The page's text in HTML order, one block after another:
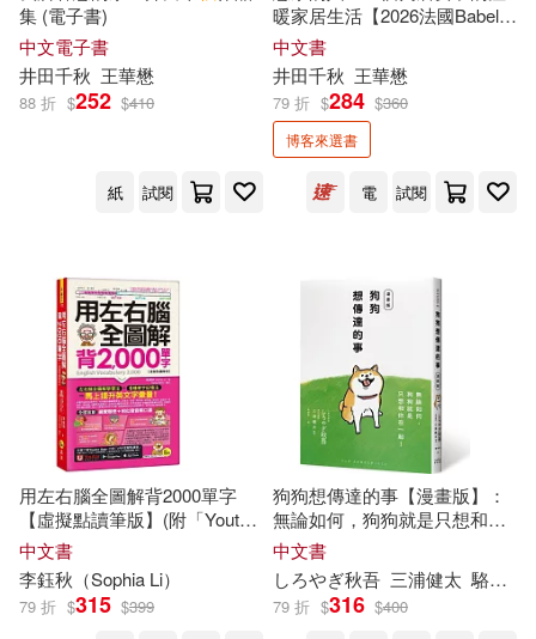
高清德(9) 高秋德(9)
ナナシまる(8) 小柳順治(8)
李涵秋(8)
秋タカ(8)
秋好賢一(8) 秋川滝美(8)
秋文(8)
角川ビーンズ文庫編集部(8)
野花さおり(8) 陳璞(8)
江蘇文藝出版社(28)
湖南文藝出版社(28)
龍門書局(28)
生活‧讀書‧新知三聯書店(27)
中國華僑出版社(26)
中國輕工業出版社(26)
山東人民出版社(26)
江西教育出版社(26)
集 (電子書)
中文電子書
井田千秋 王華懋
88 折 $252 $410
紙 試閱
暖家居生活【2026法國Babelio
讀者票選獎漫畫部門大獎】
中文書
井田千秋 王華懋
79 折 $284 $360
博客來選書
電 試閱
用左右腦全圖解背2000單字
【虛擬點讀筆版】(附「Youtor
App」內含VRP虛擬點讀筆+防
水書套)
中文書
李鈺秋 （Sophia Li）
79 折 $315 $399
狗狗想傳達的事【漫畫版】：
無論如何，狗狗就是只想和你
在一起!
中文書
しろやぎ秋吾 三浦健太 駱香雅
79 折 $316 $400